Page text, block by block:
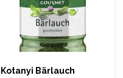
Kotanyi Bärlauch